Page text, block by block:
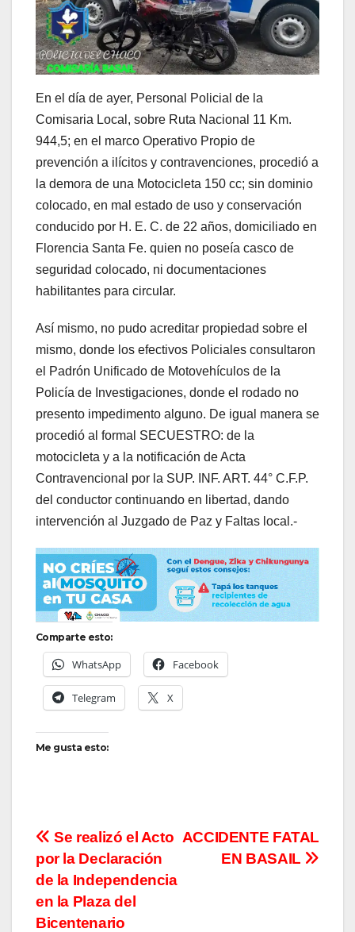
En el día de ayer, Personal Policial de la
Comisaria Local, sobre Ruta Nacional 11 Km.
944,5; en el marco Operativo Propio de
prevención a ilícitos y contravenciones, procedió a
la demora de una Motocicleta 150 cc; sin dominio
colocado, en mal estado de uso y conservación
conducido por H. E. C. de 22 años, domiciliado en
Florencia Santa Fe. quien no poseía casco de
seguridad colocado, ni documentaciones
habilitantes para circular.
Así mismo, no pudo acreditar propiedad sobre el
mismo, donde los efectivos Policiales consultaron
el Padrón Unificado de Motovehículos de la
Policía de Investigaciones, donde el rodado no
presento impedimento alguno. De igual manera se
procedió al formal SECUESTRO: de la
motocicleta y a la notificación de Acta
Contravencional por la SUP. INF. ART. 44° C.F.P.
del conductor continuando en libertad, dando
intervención al Juzgado de Paz y Faltas local.-
Comparte esto:
WhatsApp Facebook
Telegram X
Me gusta esto:
Navegación
de
entradas
ACCIDENTE FATAL
EN BASAIL
Se realizó el Acto
por la Declaración
de la Independencia
en la Plaza del
Bicentenario